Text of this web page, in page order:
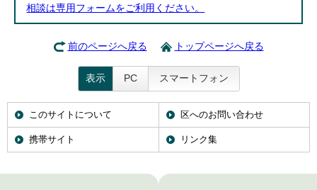
相談は専用フォームをご利用ください。
前のページへ戻る トップページへ戻る
表示 PC スマートフォン
このサイトについて 区へのお問い合わせ
携帯サイト リンク集